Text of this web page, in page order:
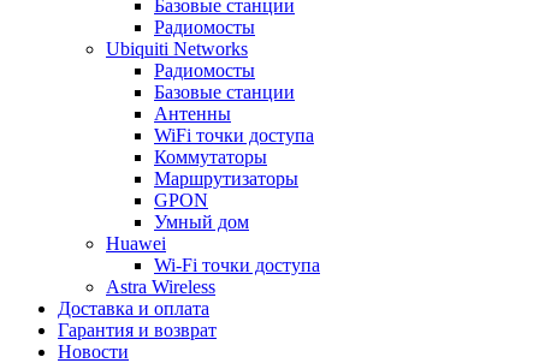
Базовые станции
Радиомосты
Ubiquiti Networks
Радиомосты
Базовые станции
Антенны
WiFi точки доступа
Коммутаторы
Маршрутизаторы
GPON
Умный дом
Huawei
Wi-Fi точки доступа
Astra Wireless
Доставка и оплата
Гарантия и возврат
Новости